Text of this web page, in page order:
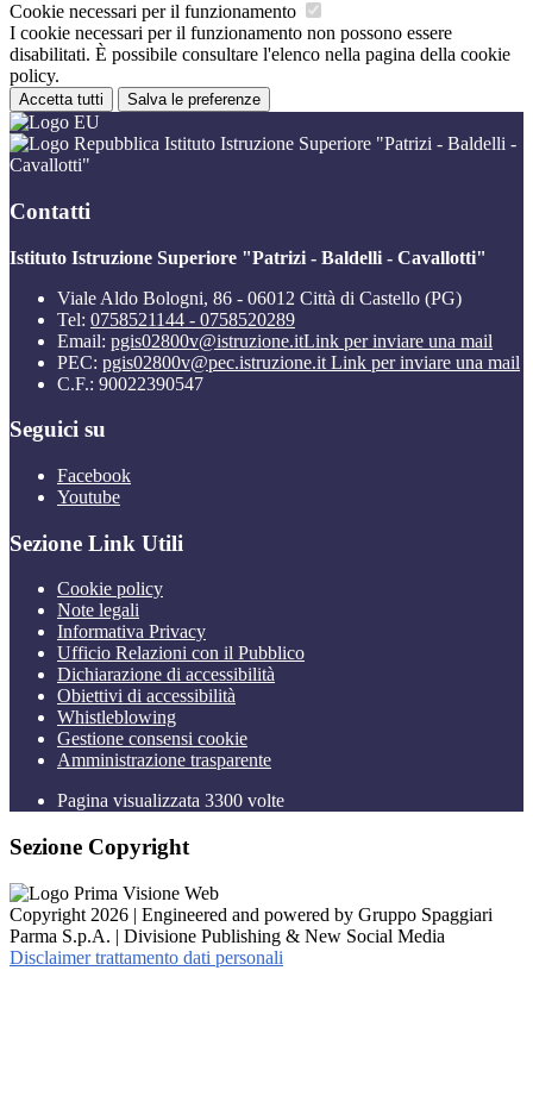
Cookie necessari per il funzionamento
I cookie necessari per il funzionamento non possono essere
disabilitati. È possibile consultare l'elenco nella pagina della cookie
policy.
Accetta tutti Salva le preferenze
Istituto Istruzione Superiore "Patrizi - Baldelli -
Cavallotti"
Contatti
Istituto Istruzione Superiore "Patrizi - Baldelli - Cavallotti"
Viale Aldo Bologni, 86 - 06012 Città di Castello (PG)
Tel: 0758521144 - 0758520289
Email: pgis02800v@istruzione.itLink per inviare una mail
PEC: pgis02800v@pec.istruzione.it Link per inviare una mail
C.F.: 90022390547
Seguici su
Facebook
Youtube
Sezione Link Utili
Cookie policy
Note legali
Informativa Privacy
Ufficio Relazioni con il Pubblico
Dichiarazione di accessibilità
Obiettivi di accessibilità
Whistleblowing
Gestione consensi cookie
Amministrazione trasparente
Pagina visualizzata 3300 volte
Sezione Copyright
Copyright 2026 | Engineered and powered by Gruppo Spaggiari
Parma S.p.A. | Divisione Publishing & New Social Media
Disclaimer trattamento dati personali